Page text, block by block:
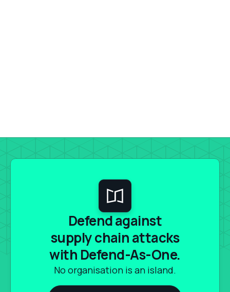
Defend against
supply chain attacks
with Defend-As-One.
No organisation is an island.